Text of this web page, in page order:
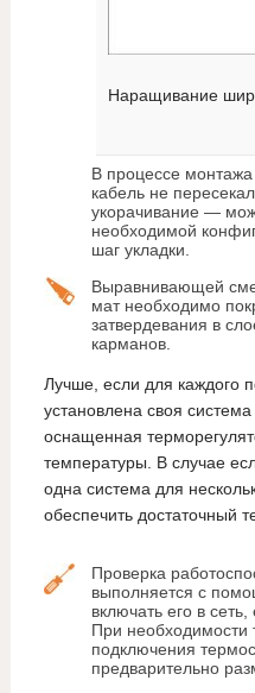
Наращивание
В процессе
кабель не
укорачивание —
необходимой
шаг укладки.
Выравнивающей
мат необходимо
затвердевания в
карманов.
Лучше, если для каждого
установлена своя
оснащенная
температуры. В случае
одна система для
обеспечить достаточный
Проверка
выполняется с
включать его в
При необходимости
подключения
предварительно